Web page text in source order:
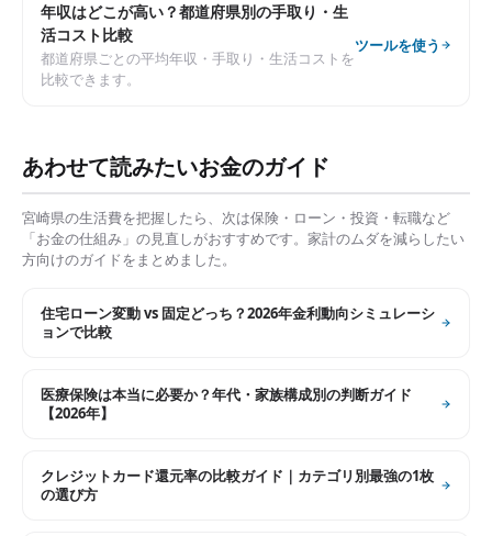
年収はどこが高い？都道府県別の手取り・生
活コスト比較
都道府県ごとの平均年収・手取り・生活コストを
比較できます。
ツールを使う
あわせて読みたいお金のガイド
宮崎県の生活費を把握したら、次は保険・ローン・投資・転職など
「お金の仕組み」の見直しがおすすめです。家計のムダを減らしたい
方向けのガイドをまとめました。
住宅ローン変動 vs 固定どっち？2026年金利動向シミュレーシ
ョンで比較
医療保険は本当に必要か？年代・家族構成別の判断ガイド
【2026年】
クレジットカード還元率の比較ガイド｜カテゴリ別最強の1枚
の選び方